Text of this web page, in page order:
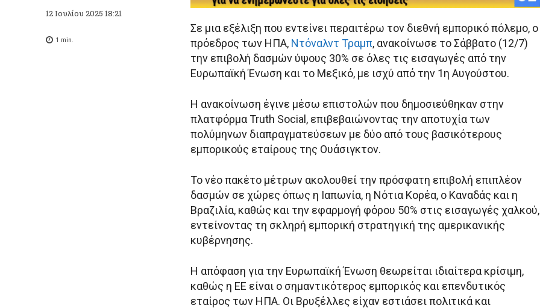
12 Ιουλίου 2025 18:21
1 min.
Σε μια εξέλιξη που εντείνει περαιτέρω τον διεθνή εμπορικό πόλεμο, ο
πρόεδρος των ΗΠΑ, Ντόναλντ Τραμπ, ανακοίνωσε το Σάββατο (12/7)
την επιβολή δασμών ύψους 30% σε όλες τις εισαγωγές από την
Ευρωπαϊκή Ένωση και το Μεξικό, με ισχύ από την 1η Αυγούστου.
Η ανακοίνωση έγινε μέσω επιστολών που δημοσιεύθηκαν στην
πλατφόρμα Truth Social, επιβεβαιώνοντας την αποτυχία των
πολύμηνων διαπραγματεύσεων με δύο από τους βασικότερους
εμπορικούς εταίρους της Ουάσιγκτον.
Το νέο πακέτο μέτρων ακολουθεί την πρόσφατη επιβολή επιπλέον
δασμών σε χώρες όπως η Ιαπωνία, η Νότια Κορέα, ο Καναδάς και η
Βραζιλία, καθώς και την εφαρμογή φόρου 50% στις εισαγωγές χαλκού,
εντείνοντας τη σκληρή εμπορική στρατηγική της αμερικανικής
κυβέρνησης.
Η απόφαση για την Ευρωπαϊκή Ένωση θεωρείται ιδιαίτερα κρίσιμη,
καθώς η ΕΕ είναι ο σημαντικότερος εμπορικός και επενδυτικός
εταίρος των ΗΠΑ. Οι Βρυξέλλες είχαν εστιάσει πολιτικά και